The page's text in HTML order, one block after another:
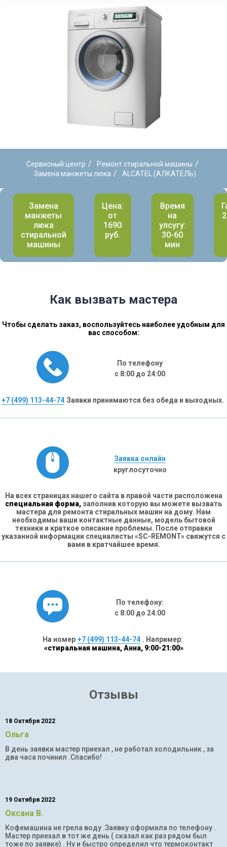
Сервисный центр / Ремонт стиральной машины /
Замена манжеты люка / ALCATEL (АЛКАТЕЛЬ)
Замена
манжеты
люка
стиральной
машины
Цена:
от
1690
руб.
Время
на
улсугу:
30-60
мин
Как вызвать мастера
Чтобы сделать заказ, воспользуйтесь наиболее удобным для
вас способом:
По телефону
с 8:00 до 24:00
+7 (499) 113-44-74 Заявки принимаются без обеда и выходных.
Заявка онлайн
круглосуточно
На всех страницах нашего сайта в правой части расположена
специальная форма, заполнив которую вы можете вызвать
мастера для ремонта стиральных машин на дому. Нам
необходимы ваши контактные данные, модель бытовой
техники и краткое описание проблемы. После отправки
указанной информации специалисты «SC-REMONT» свяжутся с
вами в кратчайшее время.
По телефону:
с 8:00 до 24:00
На номер +7 (499) 113-44-74 . Например:
«стиральная машина, Анна, 9:00-21:00»
Отзывы
18 Октября 2022
Ольга
В день заявки мастер приехал , не работал холодильник , за
два часа починил .Спасибо!
19 Октября 2022
Оксана В.
Кофемашина не грела воду .Заявку оформила по телефону .
Мастер приехал в тот же день ( сказал как раз рядом был
тоже по заявке) . Ну и быстро определил что термоконтакт